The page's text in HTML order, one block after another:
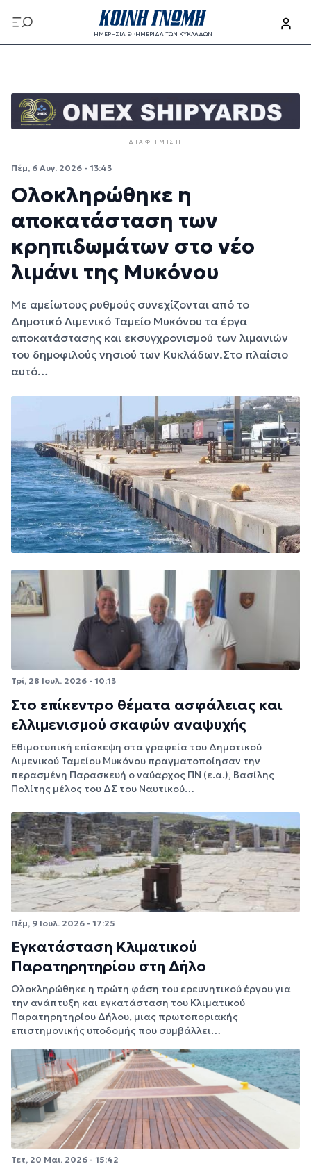
Παράκαμψη προς το κυρίως περιεχόμενο
ΗΜΕΡΗΣΙΑ ΕΦΗΜΕΡΙΔΑ ΤΩΝ ΚΥΚΛΑΔΩΝ
ΔΙΑΦΉΜΙΣΗ
Πέμ, 6 Αυγ. 2026 - 13:43
Ολοκληρώθηκε η
αποκατάσταση των
κρηπιδωμάτων στο νέο
λιμάνι της Μυκόνου
Με αμείωτους ρυθμούς συνεχίζονται από το
Δημοτικό Λιμενικό Ταμείο Μυκόνου τα έργα
αποκατάστασης και εκσυγχρονισμού των λιμανιών
του δημοφιλούς νησιού των Κυκλάδων.Στο πλαίσιο
αυτό…
Τρί, 28 Ιουλ. 2026 - 10:13
Στο επίκεντρο θέματα ασφάλειας και
ελλιμενισμού σκαφών αναψυχής
Εθιμοτυπική επίσκεψη στα γραφεία του Δημοτικού
Λιμενικού Ταμείου Μυκόνου πραγματοποίησαν την
περασμένη Παρασκευή ο ναύαρχος ΠΝ (ε.α.), Βασίλης
Πολίτης μέλος του ΔΣ του Ναυτικού…
Πέμ, 9 Ιουλ. 2026 - 17:25
Εγκατάσταση Κλιματικού
Παρατηρητηρίου στη Δήλο
Ολοκληρώθηκε η πρώτη φάση του ερευνητικού έργου για
την ανάπτυξη και εγκατάσταση του Κλιματικού
Παρατηρητηρίου Δήλου, μιας πρωτοποριακής
επιστημονικής υποδομής που συμβάλλει…
Τετ, 20 Μαι. 2026 - 15:42